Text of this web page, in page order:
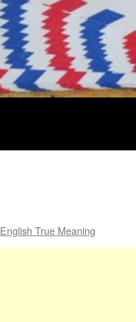
English True Meaning